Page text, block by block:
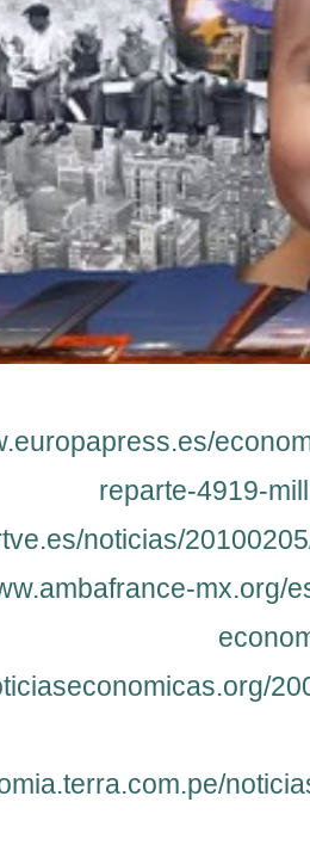
reparte-4919-
noticias/
mx.org/